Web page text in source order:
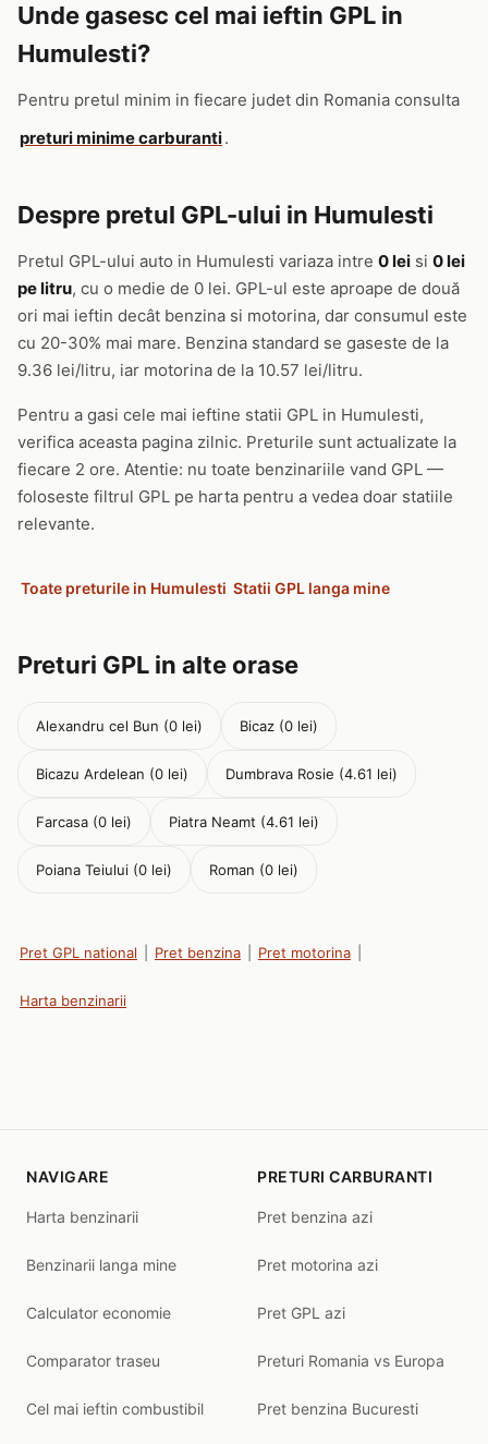
Unde gasesc cel mai ieftin GPL in
Humulesti?
Pentru pretul minim in fiecare judet din Romania consulta
preturi minime carburanti.
Despre pretul GPL-ului in Humulesti
Pretul GPL-ului auto in Humulesti variaza intre 0 lei si 0 lei
pe litru, cu o medie de 0 lei. GPL-ul este aproape de două
ori mai ieftin decât benzina si motorina, dar consumul este
cu 20-30% mai mare. Benzina standard se gaseste de la
9.36 lei/litru, iar motorina de la 10.57 lei/litru.
Pentru a gasi cele mai ieftine statii GPL in Humulesti,
verifica aceasta pagina zilnic. Preturile sunt actualizate la
fiecare 2 ore. Atentie: nu toate benzinariile vand GPL —
foloseste filtrul GPL pe harta pentru a vedea doar statiile
relevante.
Toate preturile in Humulesti Statii GPL langa mine
Preturi GPL in alte orase
Alexandru cel Bun (0 lei) Bicaz (0 lei)
Bicazu Ardelean (0 lei) Dumbrava Rosie (4.61 lei)
Farcasa (0 lei) Piatra Neamt (4.61 lei)
Poiana Teiului (0 lei) Roman (0 lei)
Pret GPL national Pret benzina Pret motorina
Harta benzinarii
NAVIGARE
Harta benzinarii
Benzinarii langa mine
Calculator economie
Comparator traseu
Cel mai ieftin combustibil
PRETURI CARBURANTI
Pret benzina azi
Pret motorina azi
Pret GPL azi
Preturi Romania vs Europa
Pret benzina Bucuresti